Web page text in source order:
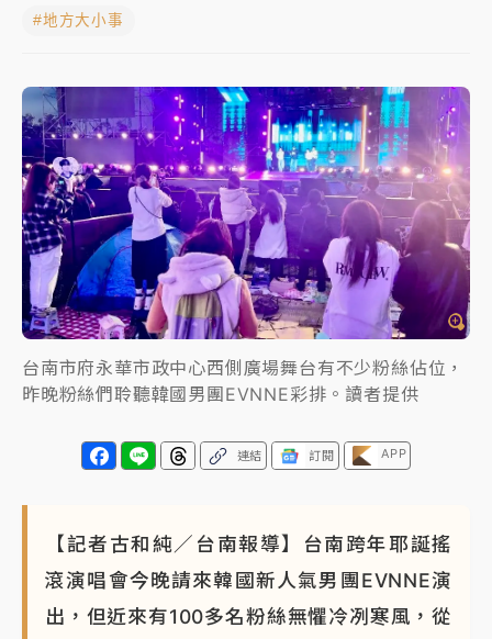
中颱白海豚環流掠北海！今明防劇烈降雨 東部高溫飆
38度
周末精選｜ 慈濟遭詐10億完整始末曝！律師掮客大玩兩
面手法 郭台銘、蔡英文成關鍵
本周爆款短影音｜ 柯文哲帶電子手鐶拄拐杖現身／周玉
蔻蔡玉真開撕爆料
周末精選｜ 跨境網購族注意！EZ Way若改由政府委
任 預算難關如何解？
蔣萬安的建中同學！47歲法律學霸戰桃園 公開上任首
要3件事
#地方大小事
台南市府永華市政中心西側廣場舞台有不少粉絲佔位，
昨晚粉絲們聆聽韓國男團EVNNE彩排。讀者提供
連結 訂閱 APP
【記者古和純／台南報導】台南跨年耶誕搖
滾演唱會今晚請來韓國新人氣男團EVNNE演
出，但近來有100多名粉絲無懼冷冽寒風，從